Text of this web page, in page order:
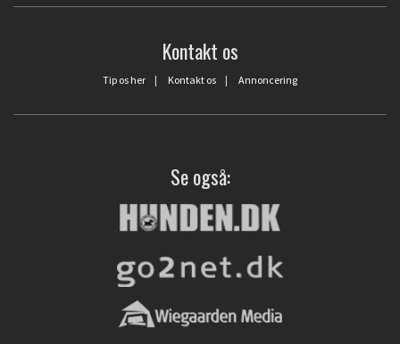
Kontakt os
Tip os her | Kontakt os | Annoncering
Se også: